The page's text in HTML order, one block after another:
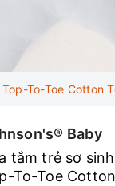
To-Toe Cotton
Baby
tắm trẻ sơ
To-Toe